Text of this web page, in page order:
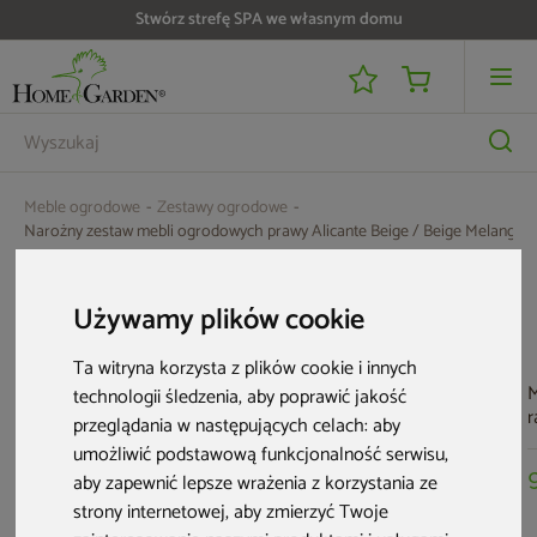
Używamy plików cookie
Ta witryna korzysta z plików cookie i innych
technologii śledzenia, aby poprawić jakość
przeglądania w następujących celach:aby
umożliwić podstawową funkcjonalność serwisu,
aby zapewnić lepsze wrażenia z korzystania ze
strony internetowej,aby zmierzyć Twoje
Stwórz strefę SPA we własnym domu
Meble ogrodowe
Zestawy ogrodowe
Narożny zestaw mebli ogrodowych prawy Alicante Beige / Beige Melange